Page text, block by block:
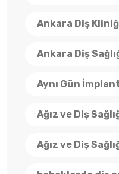
Ankara Diş
Ankara Diş
Aynı Gün
Ağız ve Diş
Ağız ve Diş